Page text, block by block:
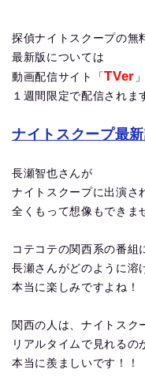
探偵ナイトスクープの無
最新版については
動画配信サイト「TVer
１週間限定で配信されま
ナイトスクープ最新
長瀬智也さんが
ナイトスクープに出演さ
全くもって想像もできま
コテコテの関西系の番組
長瀬さんがどのように溶
本当に楽しみですよね！
関西の人は、ナイトスク
リアルタイムで見れるの
本当に羨ましいです！！